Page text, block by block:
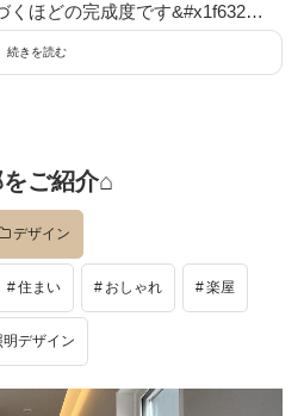
くほどの完成度です&#x1f632…
続きを読む
ご紹介⌂
デザイン
住まい おしゃれ 楽屋
明デザイン